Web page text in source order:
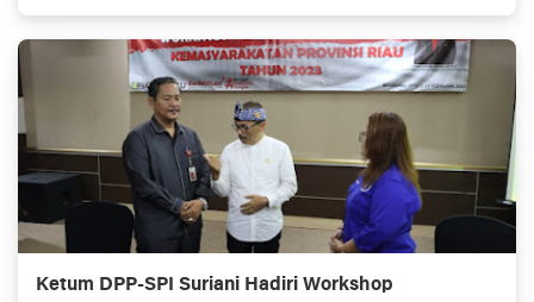
Ketum DPP-SPI Suriani Hadiri Workshop